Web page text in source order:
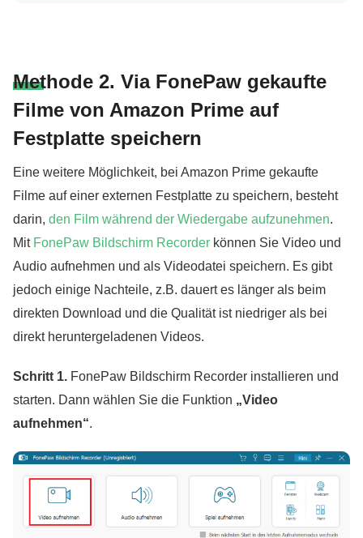
Methode 2. Via FonePaw gekaufte
Filme von Amazon Prime auf
Festplatte speichern
Eine weitere Möglichkeit, bei Amazon Prime gekaufte
Filme auf einer externen Festplatte zu speichern, besteht
darin, den Film während der Wiedergabe aufzunehmen.
Mit FonePaw Bildschirm Recorderkönnen Sie Video und
Audio aufnehmen und als Videodatei speichern. Es gibt
jedoch einige Nachteile, z.B. dauert es länger als beim
direkten Download und die Qualität ist niedriger als bei
direkt heruntergeladenen Videos.
Schritt 1. FonePaw Bildschirm Recorder installieren und
starten. Dann wählen Sie die Funktion „Video
aufnehmen“.